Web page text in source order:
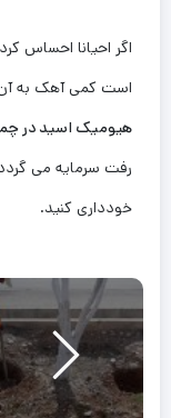
اگر احیانا احساس
است کمی آهک به آن
هیومیک اسید در
رفت سرمایه می
خودداری کنید.